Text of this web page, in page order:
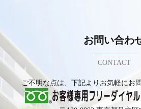
お問い合わ
CONTACT
ご不明な点は、下記よりお気軽にお